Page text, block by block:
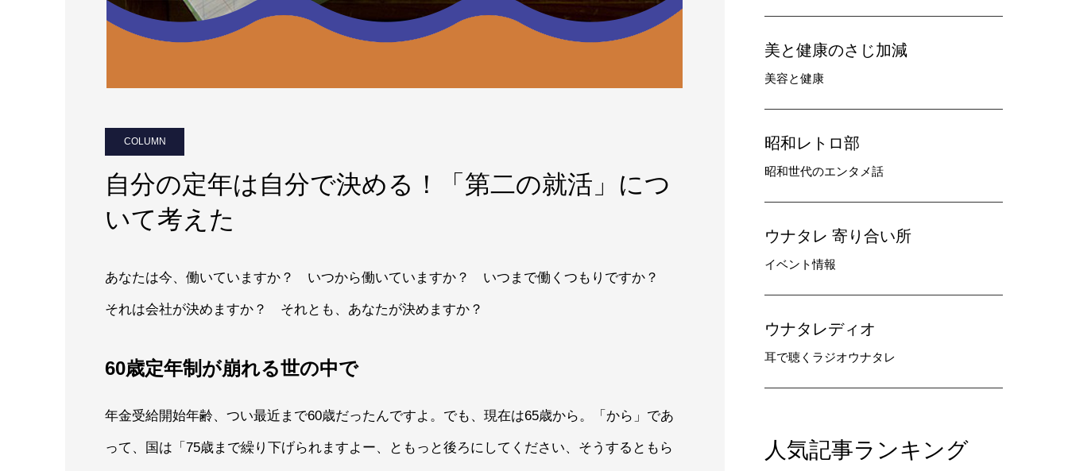
COLUMN
自分の定年は自分で決める！「第二の就活」につ
いて考えた
あなたは今、働いていますか？ いつから働いていますか？ いつまで働くつもりですか？
それは会社が決めますか？ それとも、あなたが決めますか？
60歳定年制が崩れる世の中で
年金受給開始年齢、つい最近まで60歳だったんですよ。でも、現在は65歳から。「から」であ
って、国は「75歳まで繰り下げられますよー、ともっと後ろにしてください、そうするともら
美と健康のさじ加減
美容と健康
昭和レトロ部
昭和世代のエンタメ話
ウナタレ 寄り合い所
イベント情報
ウナタレディオ
耳で聴くラジオウナタレ
人気記事ランキング